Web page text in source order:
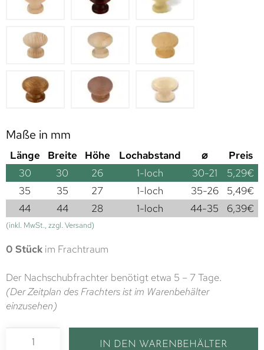
Maße in mm
Länge Breite Höhe Lochabstand ⌀
Preis
30
30 26 1-loch 30-21 5,29€
35
35 27 1-loch 35-26 5,49€
44
44 28 1-loch 44-35 6,39€
(inkl. MwSt., zzgl. Versand)
0 Stück im Frachtraum
Der Nachschubfrachter benötigt etwa 5 – 7 Tage.
(Der Zeitplan des Frachters ist im Warenbehälter
einzusehen)
IN DEN WARENBEHÄLTER